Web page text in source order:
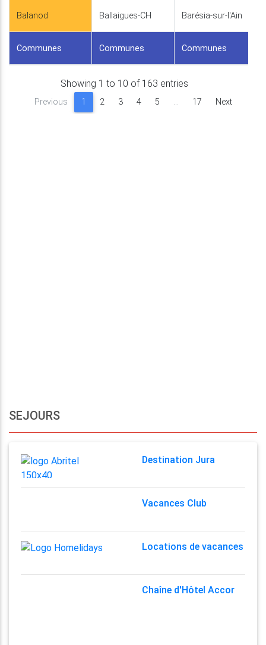
Balanod Ballaigues-CH Barésia-sur-l'Ain
Communes Communes Communes
Showing 1 to 10 of 163 entries
Previous 1 2 3 4 5 … 17 Next
SEJOURS
Destination Jura
Vacances Club
Locations de vacances
Chaîne d'Hôtel Accor